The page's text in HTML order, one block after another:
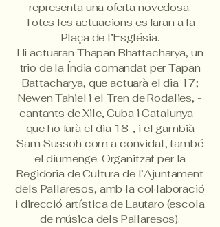
representa una oferta novedosa.
Totes les actuacions es faran a la
Plaça de l’Església.
Hi actuaran Thapan Bhattacharya, un
trio de la Índia comandat per Tapan
Battacharya, que actuarà el dia 17;
Newen Tahiel i el Tren de Rodalies, -
cantants de Xile, Cuba i Catalunya -
que ho farà el dia 18-, i el gambià
Sam Sussoh com a convidat, també
el diumenge. Organitzat per la
Regidoria de Cultura de l’Ajuntament
dels Pallaresos, amb la col·laboració
i direcció artística de Lautaro (escola
de música dels Pallaresos).